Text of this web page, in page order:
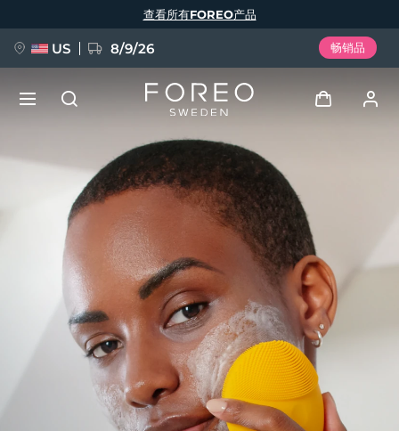
查看所有FOREO产品
US 8/9/26 畅销品
我的设备
我的订单
我的地址
我的订阅
新品
FAQ™ Pure Beauty-Tech Elixir
BREAKING NEWS
issa™ Teeth Whitening Set
English Deutsch
Español
Français
Italiano
Português
Svenska
Русский
Türkçe
简体中文 繁體中文